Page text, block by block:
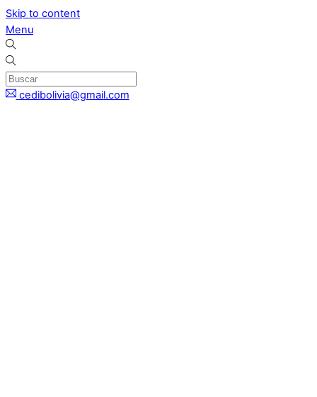
Skip to content
Menu
cedibolivia@gmail.com